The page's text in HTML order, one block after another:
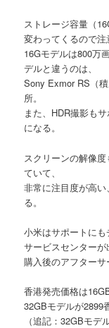
ストレージ容量（
変わってくるので注
16Gモデルは800万
デルと違うのは、
Sony Exmor RS（
所。
また、HDR撮影も
になる。
スクリーンの解像
ていて、
非常に注目度が高
る。
小米はサポートに
サービスセンターが
購入後のアフターサ
香港発売価格は
32GBモデルが2899
（追記：32GBモデ